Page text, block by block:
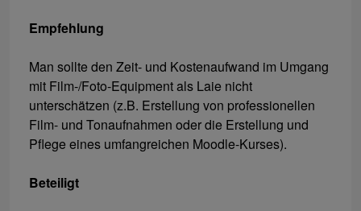
Empfehlung
Man sollte den Zeit- und Kostenaufwand im Umgang
mit Film-/Foto-Equipment als Laie nicht
unterschätzen (z.B. Erstellung von professionellen
Film- und Tonaufnahmen oder die Erstellung und
Pflege eines umfangreichen Moodle-Kurses).
Beteiligt